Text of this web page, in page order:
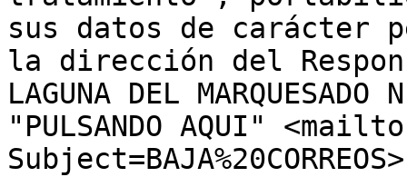
sus datos de carácter
la dirección del
LAGUNA DEL
"PULSANDO AQUI"